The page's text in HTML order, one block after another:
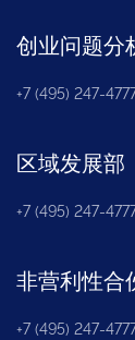
创业问题分
+7 (495) 247-
区域发展部
+7 (495) 247-
非营利性合
+7 (495) 247-